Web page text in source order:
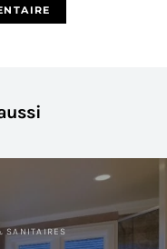
SANITAIRES